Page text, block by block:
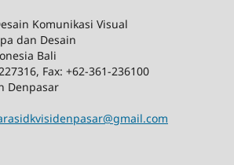
Komunikasi Visual
dan Desain
Bali
Fax: +62-361-236100
Denpasar